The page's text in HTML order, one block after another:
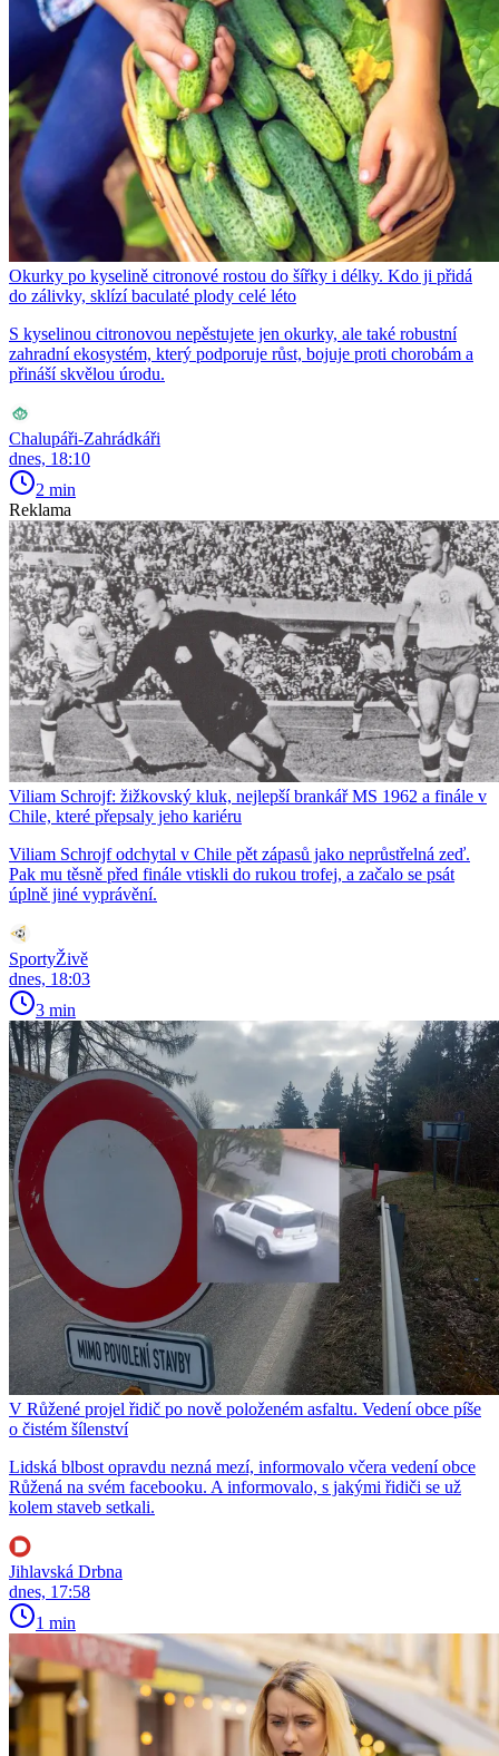
Okurky po kyselině citronové rostou do šířky i délky. Kdo ji přidá
do zálivky, sklízí baculaté plody celé léto
S kyselinou citronovou nepěstujete jen okurky, ale také robustní
zahradní ekosystém, který podporuje růst, bojuje proti chorobám a
přináší skvělou úrodu.
Chalupáři-Zahrádkáři
dnes, 18:10
2 min
Reklama
Viliam Schrojf: žižkovský kluk, nejlepší brankář MS 1962 a finále v
Chile, které přepsaly jeho kariéru
Viliam Schrojf odchytal v Chile pět zápasů jako neprůstřelná zeď.
Pak mu těsně před finále vtiskli do rukou trofej, a začalo se psát
úplně jiné vyprávění.
SportyŽivě
dnes, 18:03
3 min
V Růžené projel řidič po nově položeném asfaltu. Vedení obce píše
o čistém šílenství
Lidská blbost opravdu nezná mezí, informovalo včera vedení obce
Růžená na svém facebooku. A informovalo, s jakými řidiči se už
kolem staveb setkali.
Jihlavská Drbna
dnes, 17:58
1 min